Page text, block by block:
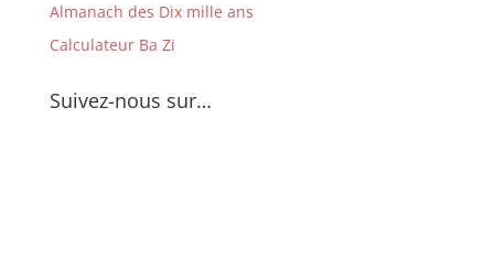
Almanach des Dix mille ans
Calculateur Ba Zi
Suivez-nous sur…